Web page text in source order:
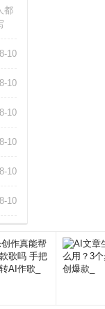
都
生
分
10
_10
10
10
玩转AI作歌_
10
10